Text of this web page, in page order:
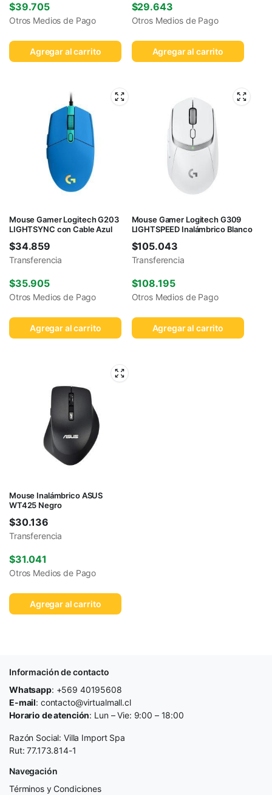
$39.705
Otros Medios de Pago
Agregar al carrito
$29.643
Otros Medios de Pago
Agregar al carrito
Mouse Gamer Logitech G203
LIGHTSYNC con Cable Azul
$34.859
Transferencia
$35.905
Otros Medios de Pago
Agregar al carrito
Mouse Gamer Logitech G309
LIGHTSPEED Inalámbrico Blanco
$105.043
Transferencia
$108.195
Otros Medios de Pago
Agregar al carrito
Mouse Inalámbrico ASUS
WT425 Negro
$30.136
Transferencia
$31.041
Otros Medios de Pago
Agregar al carrito
Información de contacto
Whatsapp: +569 40195608
E-mail: contacto@virtualmall.cl
Horario de atención: Lun – Vie: 9:00 – 18:00
Razón Social: Villa Import Spa
Rut: 77.173.814-1
Navegación
Términos y Condiciones